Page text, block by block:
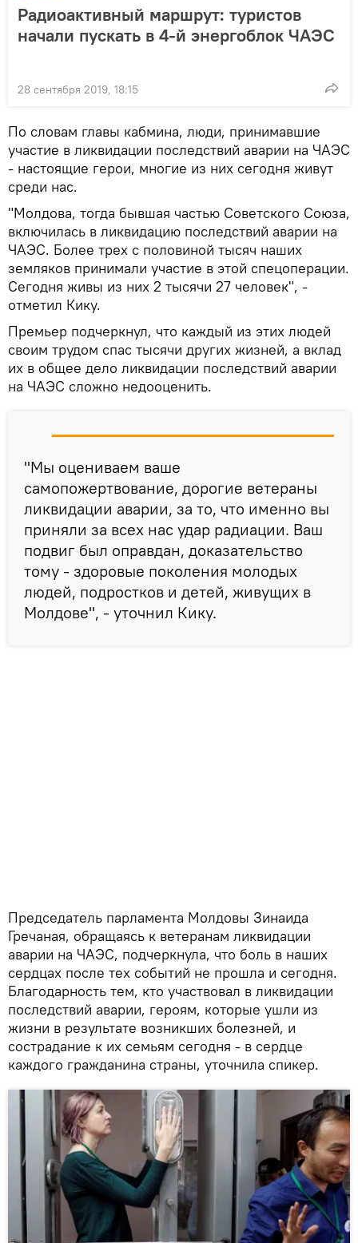
Радиоактивный маршрут: туристов
начали пускать в 4-й энергоблок ЧАЭС
28 сентября 2019, 18:15
По словам главы кабмина, люди, принимавшие
участие в ликвидации последствий аварии на ЧАЭС
- настоящие герои, многие из них сегодня живут
среди нас.
"Молдова, тогда бывшая частью Советского Союза,
включилась в ликвидацию последствий аварии на
ЧАЭС. Более трех с половиной тысяч наших
земляков принимали участие в этой спецоперации.
Сегодня живы из них 2 тысячи 27 человек", -
отметил Кику.
Премьер подчеркнул, что каждый из этих людей
своим трудом спас тысячи других жизней, а вклад
их в общее дело ликвидации последствий аварии
на ЧАЭС сложно недооценить.
"Мы оцениваем ваше
самопожертвование, дорогие ветераны
ликвидации аварии, за то, что именно вы
приняли за всех нас удар радиации. Ваш
подвиг был оправдан, доказательство
тому - здоровые поколения молодых
людей, подростков и детей, живущих в
Молдове", - уточнил Кику.
Председатель парламента Молдовы Зинаида
Гречаная, обращаясь к ветеранам ликвидации
аварии на ЧАЭС, подчеркнула, что боль в наших
сердцах после тех событий не прошла и сегодня.
Благодарность тем, кто участвовал в ликвидации
последствий аварии, героям, которые ушли из
жизни в результате возникших болезней, и
сострадание к их семьям сегодня - в сердце
каждого гражданина страны, уточнила спикер.